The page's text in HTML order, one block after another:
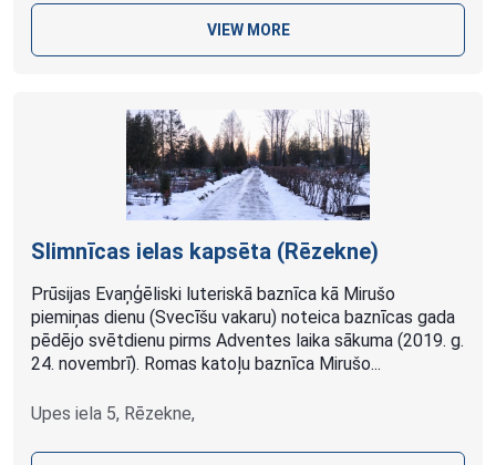
VIEW MORE
Slimnīcas ielas kapsēta (Rēzekne)
Prūsijas Evaņģēliski luteriskā baznīca kā Mirušo
piemiņas dienu (Svecīšu vakaru) noteica baznīcas gada
pēdējo svētdienu pirms Adventes laika sākuma (2019. g.
24. novembrī). Romas katoļu baznīca Mirušo...
Upes iela 5, Rēzekne,